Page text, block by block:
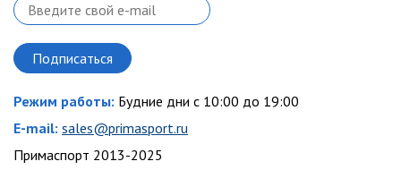
Режим работы: Будние дни с 10:00 до 19:00
E-mail: sales@primasport.ru
Примаспорт 2013-2025